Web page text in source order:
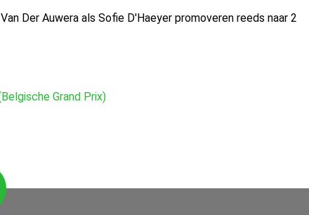
Der Auwera als Sofie D'Haeyer promoveren reeds naar 2
Grand Prix)